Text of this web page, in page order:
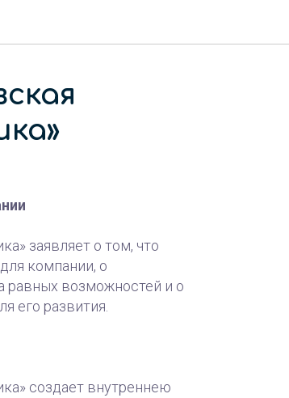
заявляет о том, что
компании, о
равных возможностей и о
его развития.
создает внутреннею